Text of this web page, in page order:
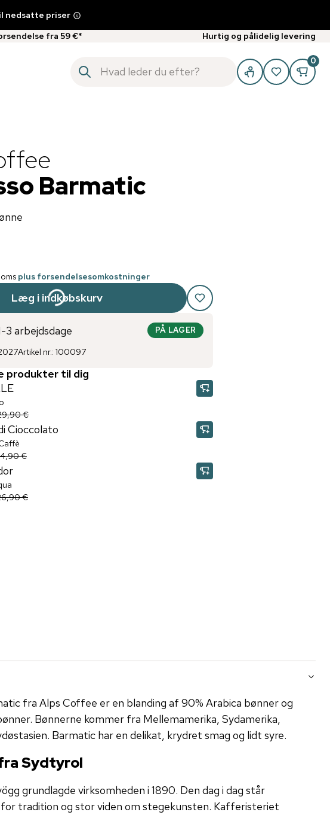
nedsatte priser
fra 59 €* Hurtig og pålidelig levering
0
Barmatic
plus forsendelsesomkostninger
Læg i indkøbskurv
3 arbejdsdage PÅ LAGER
Artikel nr.: 100097
produkter til dig
€
Cioccolato
€
€
fra Alps Coffee er en blanding af 90% Arabica bønner og
Bønnerne kommer fra Mellemamerika, Sydamerika,
Barmatic har en delikat, krydret smag og lidt syre.
Sydtyrol
grundlagde virksomheden i 1890. Den dag i dag står
tradition og stor viden om stegekunsten. Kafferisteriet